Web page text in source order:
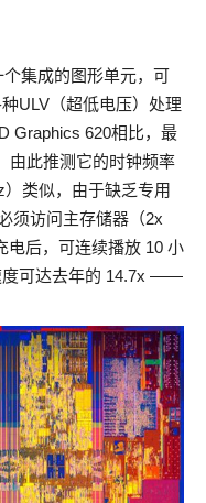
集成的图形单元，可
ULV（超低电压）处理
Graphics 620相比，最
由此推测它的时钟频率
类似，由于缺乏专用
须访问主存储器（2x
电后，可连续播放 10 小
度可达去年的 14.7x ——